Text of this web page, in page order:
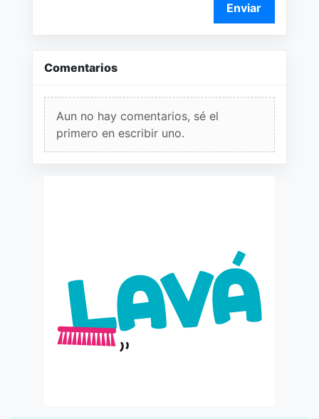
Enviar
Comentarios
Aun no hay comentarios, sé el
primero en escribir uno.